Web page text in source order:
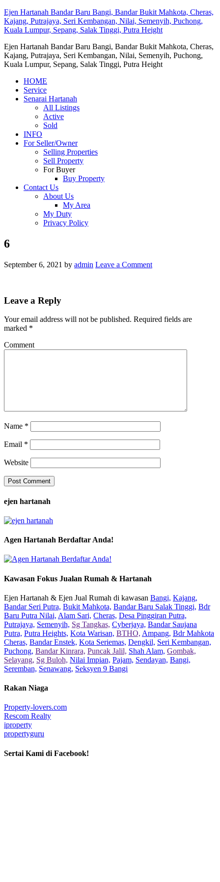
Ejen Hartanah Bandar Baru Bangi, Bandar Bukit Mahkota, Cheras,
Kajang, Putrajaya, Seri Kembangan, Nilai, Semenyih, Puchong,
Kuala Lumpur, Sepang, Salak Tinggi, Putra Height
Ejen Hartanah Bandar Baru Bangi, Bandar Bukit Mahkota, Cheras,
Kajang, Putrajaya, Seri Kembangan, Nilai, Semenyih, Puchong,
Kuala Lumpur, Sepang, Salak Tinggi, Putra Height
HOME
Service
Senarai Hartanah
All Listings
Active
Sold
INFO
For Seller/Owner
Selling Properties
Sell Property
For Buyer
Buy Property
Contact Us
About Us
My Area
My Duty
Privacy Policy
6
September 6, 2021 by admin Leave a Comment
Leave a Reply
Your email address will not be published. Required fields are
marked *
Comment
Name *
Email *
Website
ejen hartanah
Agen Hartanah Berdaftar Anda!
Kawasan Fokus Jualan Rumah & Hartanah
Ejen Hartanah & Ejen Jual Rumah di kawasan Bangi, Kajang,
Bandar Seri Putra, Bukit Mahkota, Bandar Baru Salak Tinggi, Bdr
Baru Putra Nilai, Alam Sari, Cheras, Desa Pinggiran Putra,
Putrajaya, Semenyih, Sg Tangkas, Cyberjaya, Bandar Saujana
Putra, Putra Heights, Kota Warisan, BTHO, Ampang, Bdr Mahkota
Cheras, Bandar Enstek, Kota Seriemas, Dengkil, Seri Kembangan,
Puchong, Bandar Kinrara, Puncak Jalil, Shah Alam, Gombak,
Selayang, Sg Buloh, Nilai Impian, Pajam, Sendayan, Bangi,
Seremban, Senawang, Seksyen 9 Bangi
Rakan Niaga
Property-lovers.com
Rescom Realty
iproperty
propertyguru
Sertai Kami di Facebook!